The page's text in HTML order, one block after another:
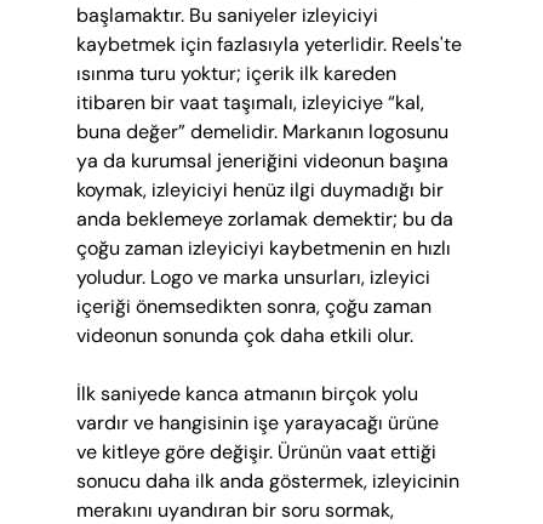
başlamaktır. Bu saniyeler izleyiciyi
kaybetmek için fazlasıyla yeterlidir. Reels'te
ısınma turu yoktur; içerik ilk kareden
itibaren bir vaat taşımalı, izleyiciye “kal,
buna değer” demelidir. Markanın logosunu
ya da kurumsal jeneriğini videonun başına
koymak, izleyiciyi henüz ilgi duymadığı bir
anda beklemeye zorlamak demektir; bu da
çoğu zaman izleyiciyi kaybetmenin en hızlı
yoludur. Logo ve marka unsurları, izleyici
içeriği önemsedikten sonra, çoğu zaman
videonun sonunda çok daha etkili olur.
İlk saniyede kanca atmanın birçok yolu
vardır ve hangisinin işe yarayacağı ürüne
ve kitleye göre değişir. Ürünün vaat ettiği
sonucu daha ilk anda göstermek, izleyicinin
merakını uyandıran bir soru sormak,